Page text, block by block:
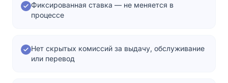
Фиксированная ставка — не меняется в
процессе
Нет скрытых комиссий за выдачу, обслуживание
или перевод